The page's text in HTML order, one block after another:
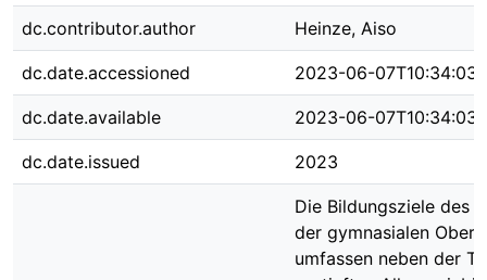
dc.contributor.author Heinze, Aiso
dc.date.accessioned 2023-06-07T10:34:03Z
dc.date.available 2023-06-07T10:34:03Z
dc.date.issued 2023
Die Bildungsziele des
der gymnasialen
umfassen neben der